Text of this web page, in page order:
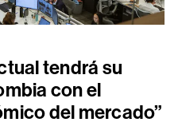
tendrá su
con el
del mercado”